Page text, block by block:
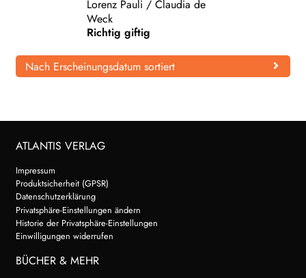
WEITERE VERLAGE
Search:
Lorenz Pauli /Claudia de
Weck
Richtig giftig
Nach Erscheinungsdatum sortiert
ATLANTIS VERLAG
Impressum
Produktsicherheit (GPSR)
Datenschutzerklärung
Privatsphäre-Einstellungen ändern
Historie der Privatsphäre-Einstellungen
Einwilligungen widerrufen
BÜCHER & MEHR